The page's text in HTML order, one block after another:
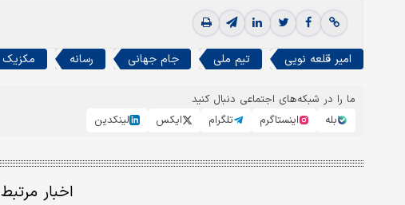
امیر قلعه نویی تیم ملی جام جهانی رسانه مکزیک
ما را در شبکه‌های اجتماعی دنبال کنید
بله
اینستاگرم تلگرام ایکس لینکدین
اخبار مرتبط